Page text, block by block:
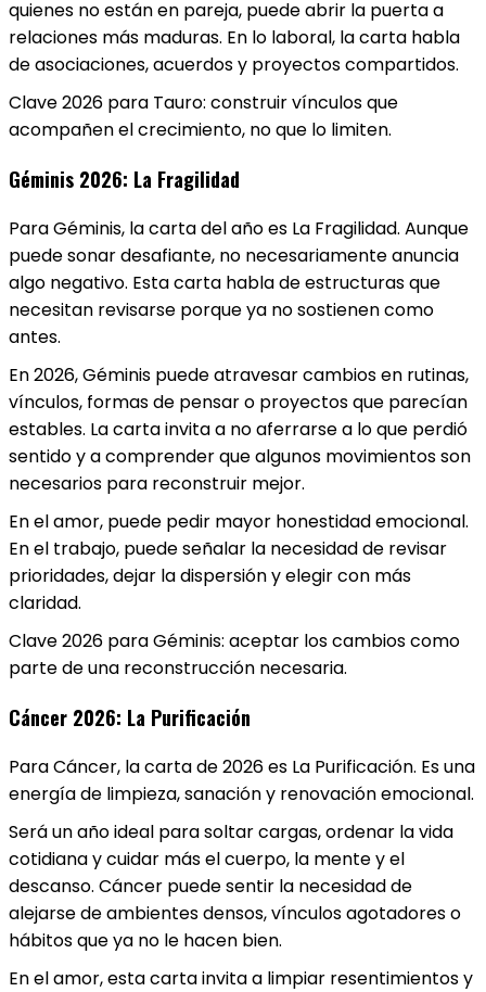
quienes no están en pareja, puede abrir la puerta a
relaciones más maduras. En lo laboral, la carta habla
de asociaciones, acuerdos y proyectos compartidos.
Clave 2026 para Tauro: construir vínculos que
acompañen el crecimiento, no que lo limiten.
Géminis 2026: La Fragilidad
Para Géminis, la carta del año es La Fragilidad. Aunque
puede sonar desafiante, no necesariamente anuncia
algo negativo. Esta carta habla de estructuras que
necesitan revisarse porque ya no sostienen como
antes.
En 2026, Géminis puede atravesar cambios en rutinas,
vínculos, formas de pensar o proyectos que parecían
estables. La carta invita a no aferrarse a lo que perdió
sentido y a comprender que algunos movimientos son
necesarios para reconstruir mejor.
En el amor, puede pedir mayor honestidad emocional.
En el trabajo, puede señalar la necesidad de revisar
prioridades, dejar la dispersión y elegir con más
claridad.
Clave 2026 para Géminis: aceptar los cambios como
parte de una reconstrucción necesaria.
Cáncer 2026: La Purificación
Para Cáncer, la carta de 2026 es La Purificación. Es una
energía de limpieza, sanación y renovación emocional.
Será un año ideal para soltar cargas, ordenar la vida
cotidiana y cuidar más el cuerpo, la mente y el
descanso. Cáncer puede sentir la necesidad de
alejarse de ambientes densos, vínculos agotadores o
hábitos que ya no le hacen bien.
En el amor, esta carta invita a limpiar resentimientos y